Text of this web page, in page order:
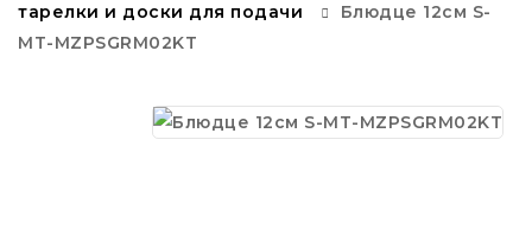
тарелки и доски для подачи
Блюдце 12см S-
MT-MZPSGRM02KT